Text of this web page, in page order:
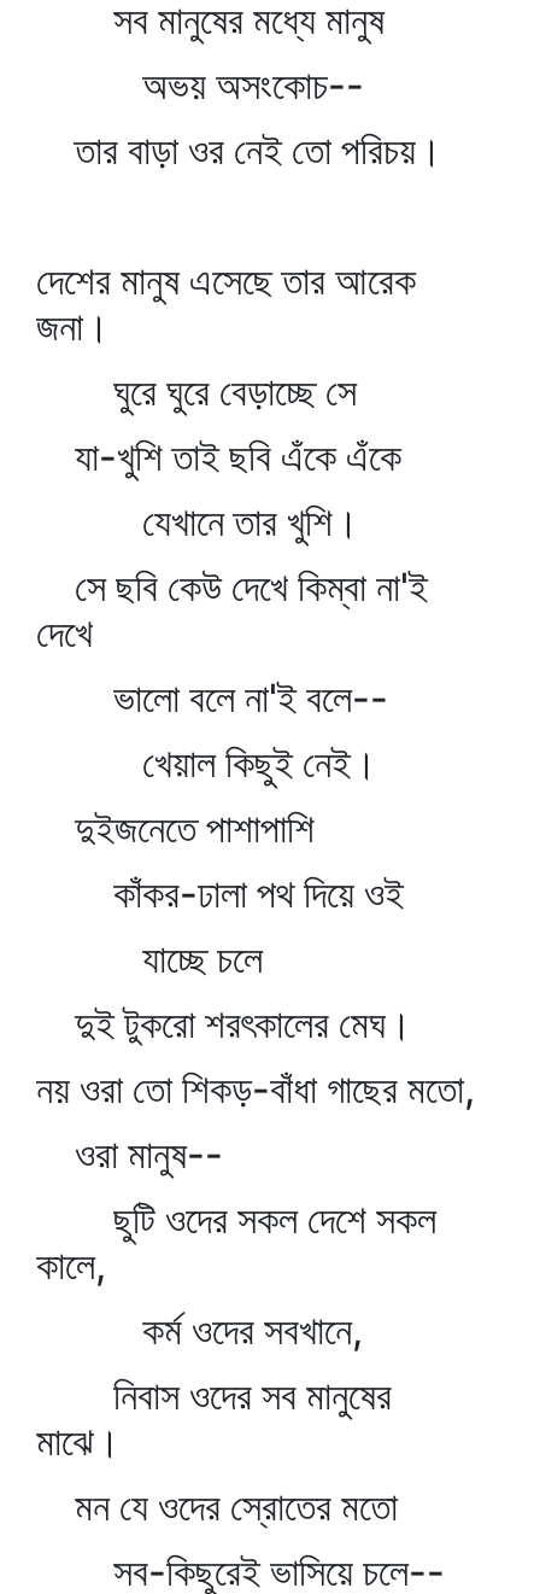
সব মানুষের মধ্যে মানুষ
অভয় অসংকোচ--
তার বাড়া ওর নেই তো পরিচয়।
দেশের মানুষ এসেছে তার আরেক
জনা।
ঘুরে ঘুরে বেড়াচ্ছে সে
যা-খুশি তাই ছবি এঁকে এঁকে
যেখানে তার খুশি।
সে ছবি কেউ দেখে কিম্বা না'ই
দেখে
ভালো বলে না'ই বলে--
খেয়াল কিছুই নেই।
দুইজনেতে পাশাপাশি
কাঁকর-ঢালা পথ দিয়ে ওই
যাচ্ছে চলে
দুই টুকরো শরৎকালের মেঘ।
নয় ওরা তো শিকড়-বাঁধা গাছের মতো,
ওরা মানুষ--
ছুটি ওদের সকল দেশে সকল
কালে,
কর্ম ওদের সবখানে,
নিবাস ওদের সব মানুষের
মাঝে।
মন যে ওদের স্রোতের মতো
সব-কিছুরেই ভাসিয়ে চলে--